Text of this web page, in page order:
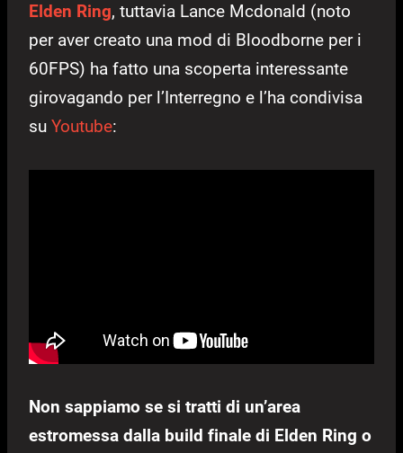
Elden Ring, tuttavia Lance Mcdonald (noto
per aver creato una mod di Bloodborne per i
60FPS) ha fatto una scoperta interessante
girovagando per l’Interregno e l’ha condivisa
su Youtube:
Non sappiamo se si tratti di un’area
estromessa dalla build finale di Elden Ring o